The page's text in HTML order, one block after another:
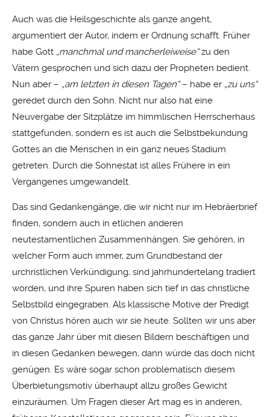
Auch was die Heilsgeschichte als ganze angeht,
argumentiert der Autor, indem er Ordnung schafft. Früher
habe Gott „manchmal und mancherleiweise“zu den
Vätern gesprochen und sich dazu der Propheten bedient.
Nun aber – „am letzten in diesen Tagen“– habe er „zu uns“
geredet durch den Sohn. Nicht nur also hat eine
Neuvergabe der Sitzplätze im himmlischen Herrscherhaus
stattgefunden, sondern es ist auch die Selbstbekundung
Gottes an die Menschen in ein ganz neues Stadium
getreten. Durch die Sohnestat ist alles Frühere in ein
Vergangenes umgewandelt.
Das sind Gedankengänge, die wir nicht nur im Hebräerbrief
finden, sondern auch in etlichen anderen
neutestamentlichen Zusammenhängen. Sie gehören, in
welcher Form auch immer, zum Grundbestand der
urchristlichen Verkündigung, sind jahrhundertelang tradiert
worden, und ihre Spuren haben sich tief in das christliche
Selbstbild eingegraben. Als klassische Motive der Predigt
von Christus hören auch wir sie heute. Sollten wir uns aber
das ganze Jahr über mit diesen Bildern beschäftigen und
in diesen Gedanken bewegen, dann würde das doch nicht
genügen. Es wäre sogar schon problematisch diesem
Überbietungsmotiv überhaupt allzu großes Gewicht
einzuräumen. Um Fragen dieser Art mag es in anderen,